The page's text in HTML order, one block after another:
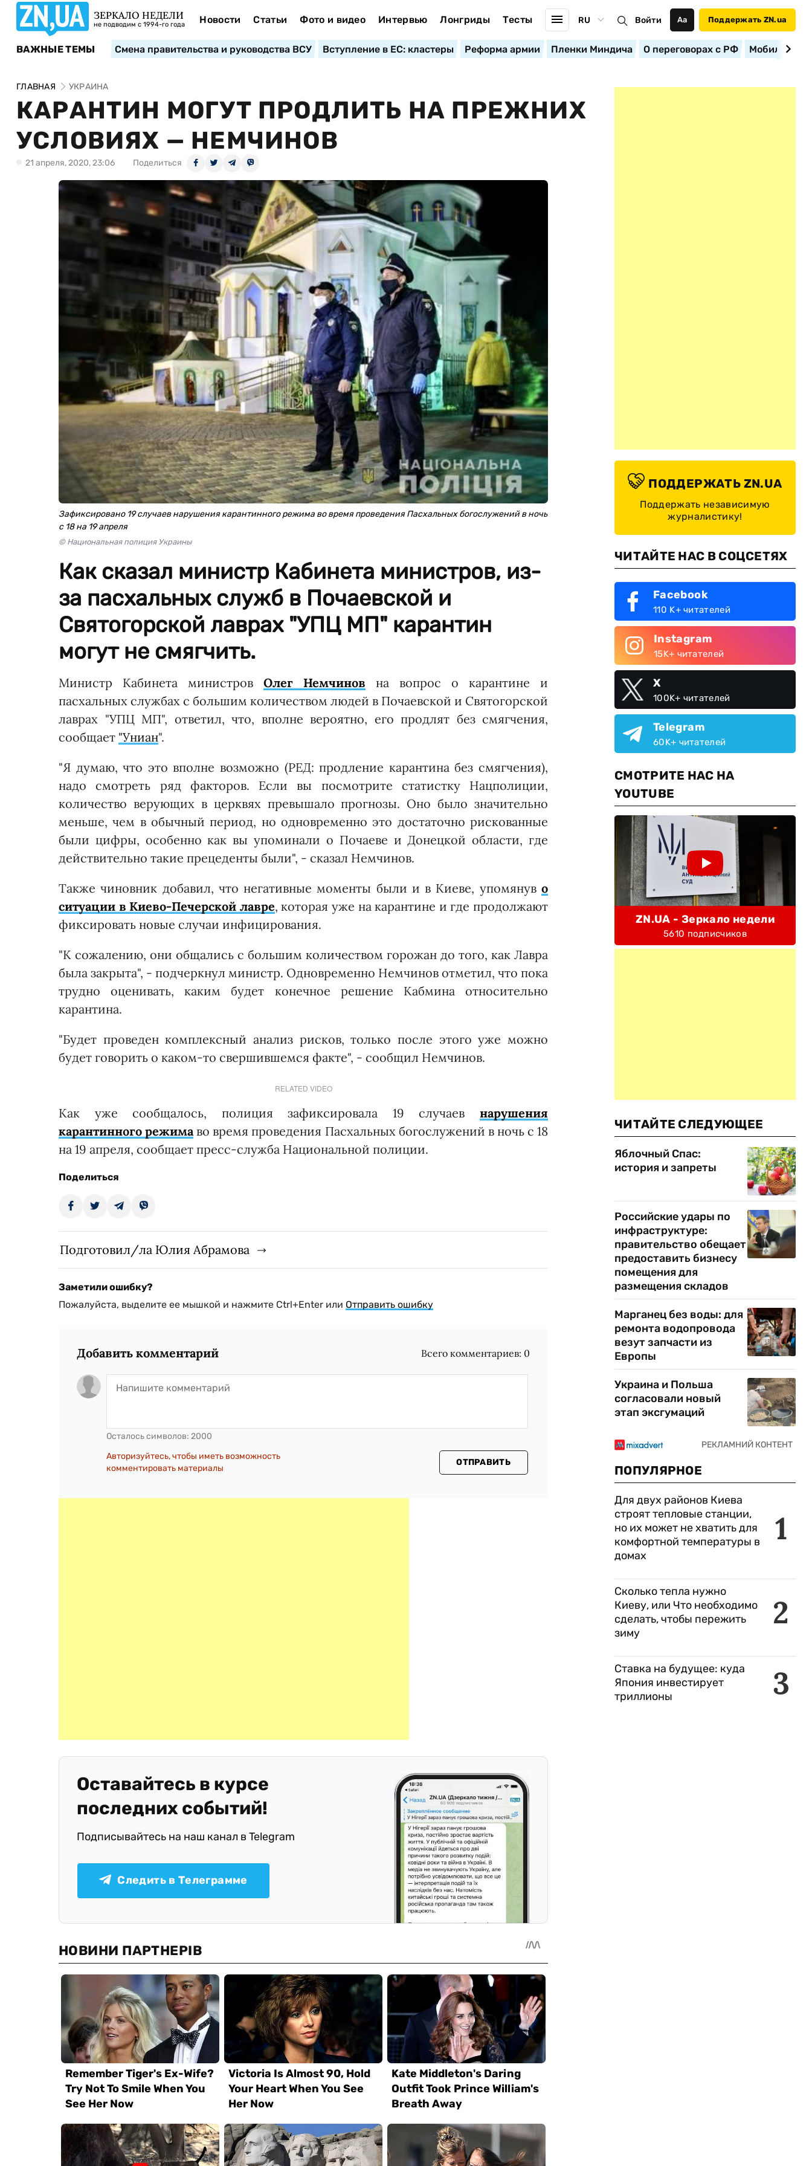
ЗЕРКАЛО НЕДЕЛИ
не подводим с 1994-го года Новости Статьи Фото и видео Интервью Лонгриды Тесты RU Войти Аа Поддержать ZN.ua
ВАЖНЫЕ ТЕМЫ Смена правительства и руководства ВСУ Вступление в ЕС: кластеры Реформа армии Пленки Миндича О переговорах с РФ
ГЛАВНАЯ УКРАИНА
КАРАНТИН МОГУТ ПРОДЛИТЬ НА ПРЕЖНИХ
УСЛОВИЯХ — НЕМЧИНОВ
21 апреля, 2020, 23:06 Поделиться
Зафиксировано 19 случаев нарушения карантинного режима во время проведения Пасхальных богослужений в ночь
с 18 на 19 апреля
© Национальная полиция Украины
Как сказал министр Кабинета министров, из-
за пасхальных служб в Почаевской и
Святогорской лаврах "УПЦ МП" карантин
могут не смягчить.
Министр Кабинета министровОлег Немчинов на вопрос о карантине и
пасхальных службах с большим количеством людей в Почаевской и Святогорской
лаврах "УПЦ МП", ответил, что, вполне вероятно, его продлят без смягчения,
сообщает "Униан".
"Я думаю, что это вполне возможно (РЕД: продление карантина без смягчения),
надо смотреть ряд факторов. Если вы посмотрите статистку Нацполиции,
количество верующих в церквях превышало прогнозы. Оно было значительно
меньше, чем в обычный период, но одновременно это достаточно рискованные
были цифры, особенно как вы упоминали о Почаеве и Донецкой области, где
действительно такие прецеденты были", - сказал Немчинов.
Также чиновник добавил, что негативные моменты были и в Киеве, упомянуво
ситуации в Киево-Печерской лавре, которая уже на карантине и где продолжают
фиксировать новые случаи инфицирования.
"К сожалению, они общались с большим количеством горожан до того, как Лавра
была закрыта", - подчеркнул министр. Одновременно Немчинов отметил, что пока
трудно оценивать, каким будет конечное решение Кабмина относительно
карантина.
"Будет проведен комплексный анализ рисков, только после этого уже можно
будет говорить о каком-то свершившемся факте", - сообщил Немчинов.
RELATED VIDEO
Как уже сообщалось, полиция зафиксировала 19 случаевнарушения
карантинного режима во время проведения Пасхальных богослужений в ночь с 18
на 19 апреля, сообщает пресс-служба Национальной полиции.
Поделиться
Подготовил/ла Юлия Абрамова
Заметили ошибку?
Пожалуйста, выделите ее мышкой и нажмите Ctrl+Enter или Отправить ошибку
Добавить комментарий Всего комментариев: 0
Осталось символов: 2000
Авторизуйтесь, чтобы иметь возможность
комментировать материалы
ОТПРАВИТЬ
Оставайтесь в курсе
последних событий!
Подписывайтесь на наш канал в Telegram
Следить в Телеграмме
ПОДДЕРЖАТЬ ZN.UA
Поддержать независимую
журналистику!
ЧИТАЙТЕ НАС В СОЦСЕТЯХ
Facebook
110 K+ читателей
Instagram
15K+ читателей
X
100K+ читателей
Telegram
60K+ читателей
СМОТРИТЕ НАС НА
YOUTUBE
ZN.UA - Зеркало недели
5610 подписчиков
ЧИТАЙТЕ СЛЕДУЮЩЕЕ
Яблочный Спас:
история и запреты
Российские удары по
инфраструктуре:
правительство обещает
предоставить бизнесу
помещения для
размещения складов
Марганец без воды: для
ремонта водопровода
везут запчасти из
Европы
Украина и Польша
согласовали новый
этап эксгумаций
ПОПУЛЯРНОЕ
1
Для двух районов Киева
строят тепловые станции,
но их может не хватить для
комфортной температуры в
домах
2
Сколько тепла нужно
Киеву, или Что необходимо
сделать, чтобы пережить
зиму
3
Ставка на будущее: куда
Япония инвестирует
триллионы